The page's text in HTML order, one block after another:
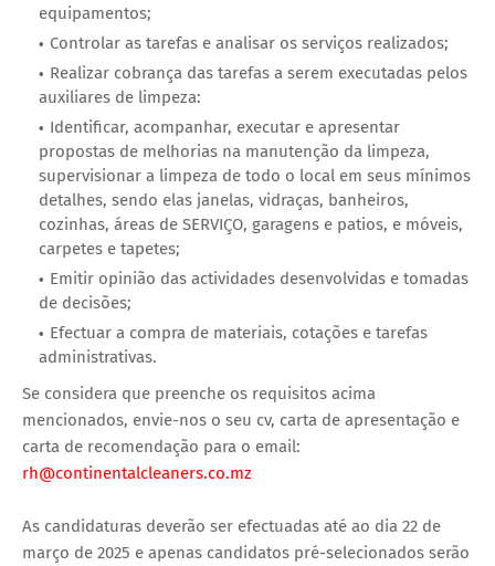
equipamentos;
Controlar as tarefas e analisar os serviços realizados;
Realizar cobrança das tarefas a serem executadas pelos
auxiliares de limpeza:
Identificar, acompanhar, executar e apresentar
propostas de melhorias na manutenção da limpeza,
supervisionar a limpeza de todo o local em seus mínimos
detalhes, sendo elas janelas, vidraças, banheiros,
cozinhas, áreas de SERVIÇO, garagens e patios, e móveis,
carpetes e tapetes;
Emitir opinião das actividades desenvolvidas e tomadas
de decisões;
Efectuar a compra de materiais, cotações e tarefas
administrativas.
Se considera que preenche os requisitos acima
mencionados, envie-nos o seu cv, carta de apresentação e
carta de recomendação para o email:
rh@continentalcleaners.co.mz
As candidaturas deverão ser efectuadas até ao dia 22 de
março de 2025 e apenas candidatos pré-selecionados serão